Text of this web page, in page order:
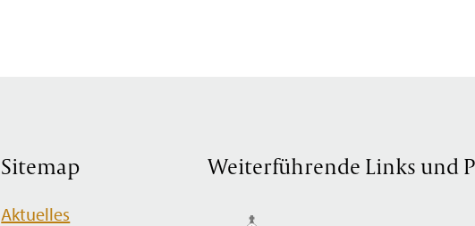
Sitemap
Navigation
überspringen
Aktuelles
Weiterführende Links und